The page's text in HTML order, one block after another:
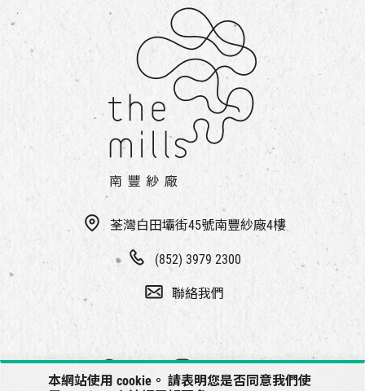
本網站使用 cookie。 請表明您是否同意我們使
荃灣白田壩街45號南豐紗廠4樓
(852) 3979 2300
聯絡我們